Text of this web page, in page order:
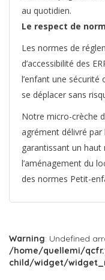
au quotidien.
Le respect de
Les normes de
d’accessibilité des
l’enfant une sécurité
se déplacer sans
Notre micro-crèche
agrément délivré par
garantissant un haut
l’aménagement du
des normes Petit-
Warning: Undefined
/home/quellemi/
child/widget/